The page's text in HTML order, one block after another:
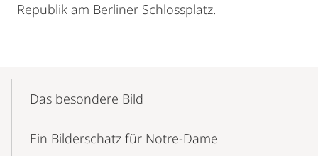
Republik am Berliner Schlossplatz.
NavigationDas besondere Bild
Ein Bilderschatz für Notre-Dame